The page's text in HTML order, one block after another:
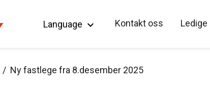
Hopp til hovedinnholdet
Language keyboard_arrow_down Kontakt oss
Ny fastlege fra 8.desember 2025